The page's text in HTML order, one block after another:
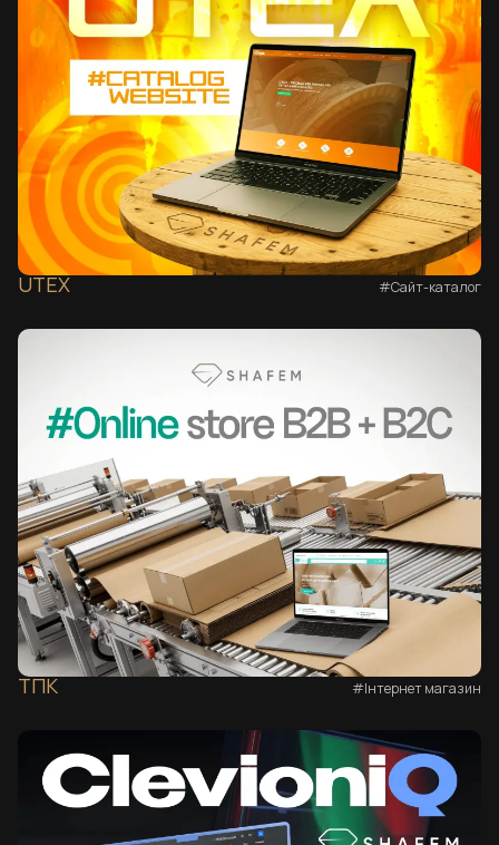
UTEX #Сайт-каталог
ТПК #Інтернет магазин